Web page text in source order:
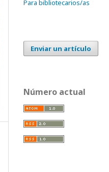
Para bibliotecarios/as
Enviar un artículo
Número actual